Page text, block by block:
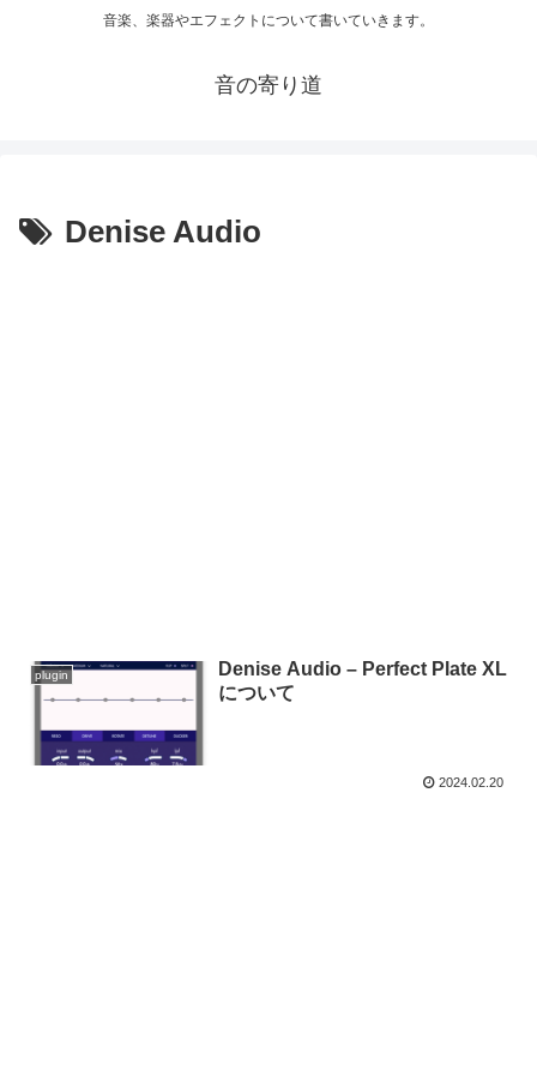
音楽、楽器やエフェクトについて書いていきます。
音の寄り道
Denise Audio
plugin
Denise Audio – Perfect Plate XL
について
2024.02.20